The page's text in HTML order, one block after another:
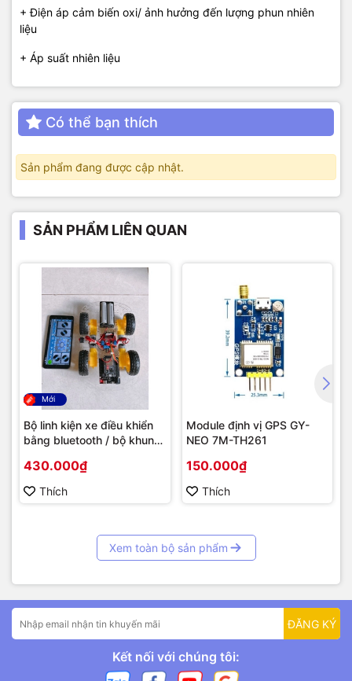
+ Điện áp cảm biến oxi/ ảnh hưởng đến lượng phun nhiên
liệu
+ Áp suất nhiên liệu
Có thể bạn thích
Sản phẩm đang được cập nhật.
SẢN PHẨM LIÊN QUAN
Mới
Bộ linh kiện xe điều khiển
bằng bluetooth / bộ khung
430.000₫
Thích
Module định vị GPS GY-
NEO 7M-TH261
150.000₫
Thích
Xem toàn bộ sản phẩm
ĐĂNG KÝ
Kết nối với chúng tôi: